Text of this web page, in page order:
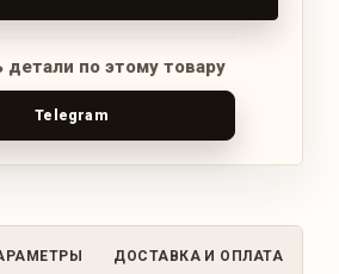
детали по этому товару
Telegram
ДОСТАВКА И ОПЛАТА